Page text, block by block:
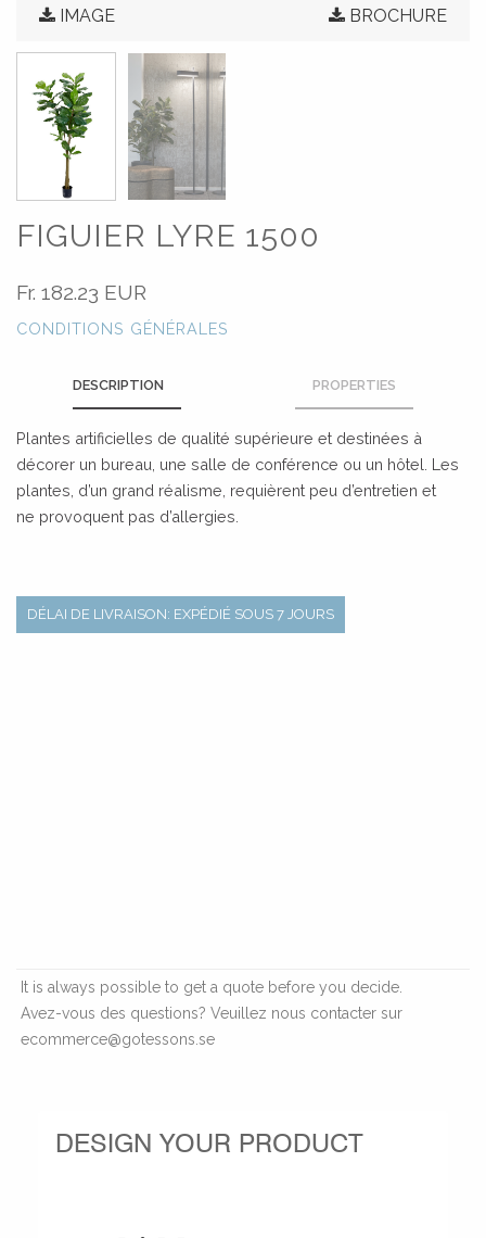
IMAGE BROCHURE
FIGUIER LYRE 1500
Fr. 182.23 EUR
CONDITIONS GÉNÉRALES
DESCRIPTION PROPERTIES
Plantes artificielles de qualité supérieure et destinées à
décorer un bureau, une salle de conférence ou un hôtel. Les
plantes, d’un grand réalisme, requièrent peu d’entretien et
ne provoquent pas d’allergies.
DÉLAI DE LIVRAISON: EXPÉDIÉ SOUS 7 JOURS
It is always possible to get a quote before you decide.
Avez-vous des questions? Veuillez nous contacter sur
ecommerce@gotessons.se
DESIGN YOUR PRODUCT